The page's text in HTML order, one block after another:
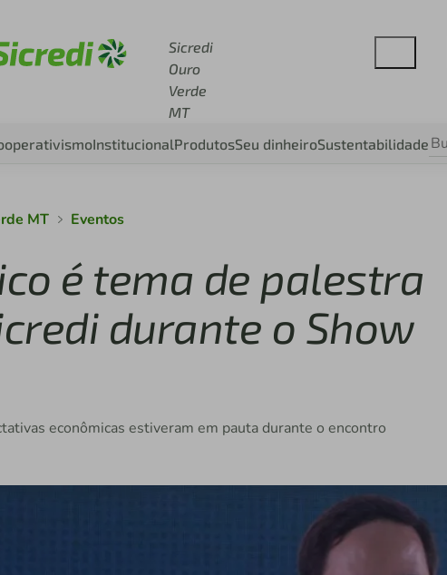
Sicredi
Ouro
Verde
MT
InstitucionalProdutosSeu dinheiroSustentabilidade
MT Eventos
é tema de palestra
durante o Show
econômicas estiveram em pauta durante o encontro